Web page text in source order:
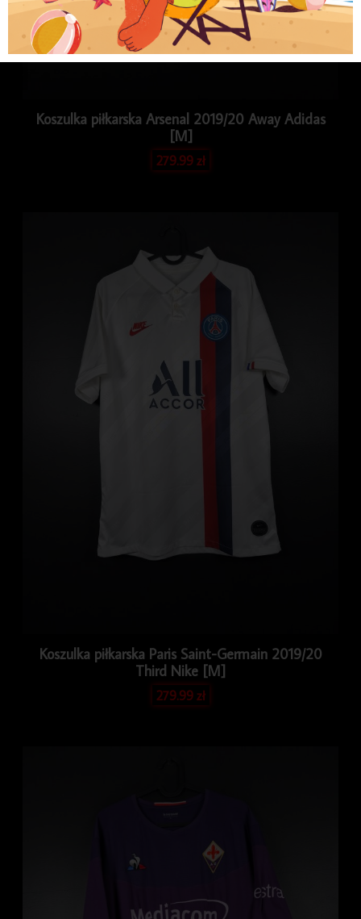
Koszulka piłkarska Arsenal 2019/20 Away Adidas
[M]
279.99zł
Koszulka piłkarska Paris Saint-Germain 2019/20
Third Nike [M]
279.99zł